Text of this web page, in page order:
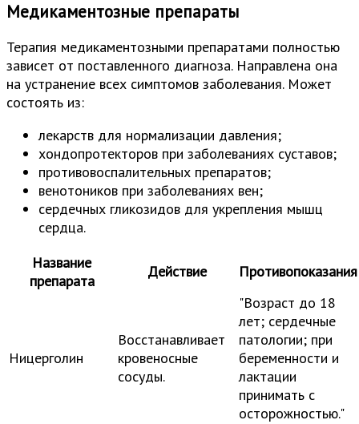
Медикаментозные препараты
Терапия медикаментозными препаратами полностью
зависет от поставленного диагноза. Направлена она
на устранение всех симптомов заболевания. Может
состоять из:
лекарств для нормализации давления;
хондопротекторов при заболеваниях суставов;
противовоспалительных препаратов;
венотоников при заболеваниях вен;
сердечных гликозидов для укрепления мышц
сердца.
Название
препарата
Действие Противопоказания
Ницерголин
Восстанавливает
кровеносные
сосуды.
"Возраст до 18
лет; сердечные
патологии; при
беременности и
лактации
принимать с
осторожностью."